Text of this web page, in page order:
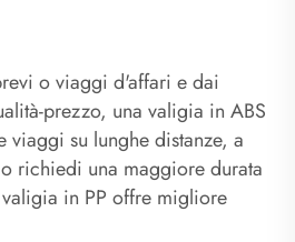
o viaggi d'affari e dai
prezzo, una valigia in ABS
viaggi su lunghe distanze, a
richiedi una maggiore durata
in PP offre migliore